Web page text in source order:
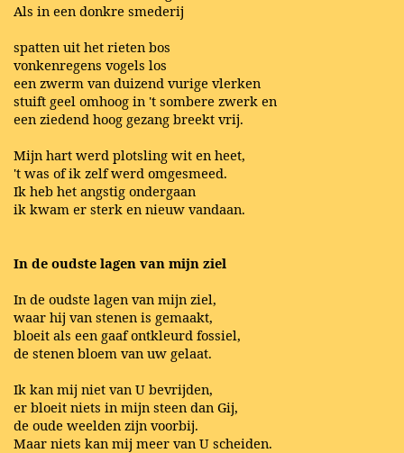
Als in een donkre smederij
spatten uit het rieten bos
vonkenregens vogels los
een zwerm van duizend vurige vlerken
stuift geel omhoog in 't sombere zwerk en
een ziedend hoog gezang breekt vrij.
Mijn hart werd plotsling wit en heet,
't was of ik zelf werd omgesmeed.
Ik heb het angstig ondergaan
ik kwam er sterk en nieuw vandaan.
In de oudste lagen van mijn ziel
In de oudste lagen van mijn ziel,
waar hij van stenen is gemaakt,
bloeit als een gaaf ontkleurd fossiel,
de stenen bloem van uw gelaat.
Ik kan mij niet van U bevrijden,
er bloeit niets in mijn steen dan Gij,
de oude weelden zijn voorbij.
Maar niets kan mij meer van U scheiden.